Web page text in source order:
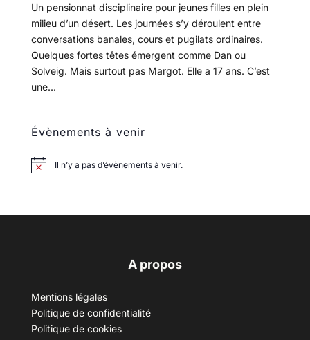
Un pensionnat disciplinaire pour jeunes filles en plein
milieu d’un désert. Les journées s’y déroulent entre
conversations banales, cours et pugilats ordinaires.
Quelques fortes têtes émergent comme Dan ou
Solveig. Mais surtout pas Margot. Elle a 17 ans. C’est
une...
Évènements à venir
Il n’y a pas d’évènements à venir.
A propos
Mentions légales
Politique de confidentialité
Politique de cookies